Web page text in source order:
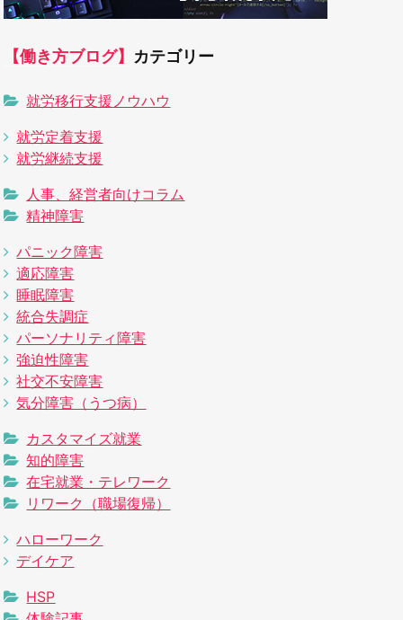
【働き方ブログ】 カテゴリー
就労移行支援ノウハウ
就労定着支援
就労継続支援
人事、経営者向けコラム
精神障害
パニック障害
適応障害
睡眠障害
統合失調症
パーソナリティ障害
強迫性障害
社交不安障害
気分障害（うつ病）
カスタマイズ就業
知的障害
在宅就業・テレワーク
リワーク（職場復帰）
ハローワーク
デイケア
HSP